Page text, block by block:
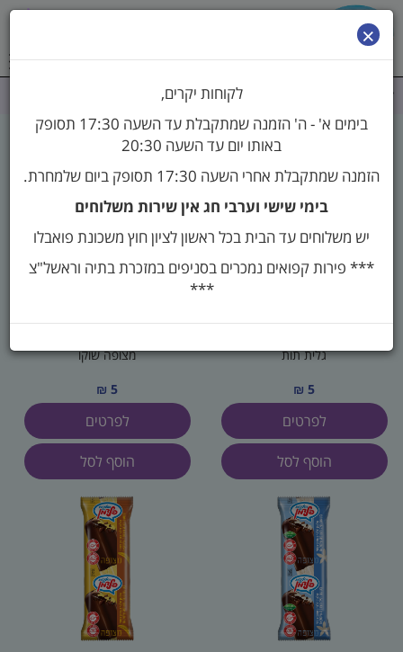
דף הבית מצופים 10 ב- 39
גלית תות
5 ₪
לפרטים
הוסף לסל
מצופה שוקו
5 ₪
לפרטים
הוסף לסל
×
לקוחות יקרים,
בימים א' - ה' הזמנה שמתקבלת עד השעה 17:30 תסופק
באותו יום עד השעה 20:30
הזמנה שמתקבלת אחרי השעה 17:30 תסופק ביום שלמחרת.
בימי שישי וערבי חג אין שירות משלוחים
יש משלוחים עד הבית בכל ראשון לציון חוץ משכונת פואבלו
*** פירות קפואים נמכרים בסניפים במזכרת בתיה וראשל"צ
***